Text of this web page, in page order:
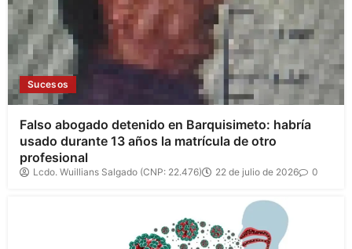
Sucesos
Falso abogado detenido en Barquisimeto: habría
usado durante 13 años la matrícula de otro
profesional
Lcdo. Wuillians Salgado (CNP: 22.476) 22 de julio de 2026 0